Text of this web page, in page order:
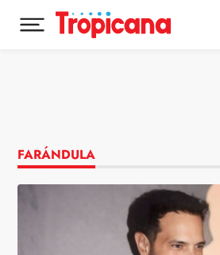
Desplegar menú principal
FARÁNDULA